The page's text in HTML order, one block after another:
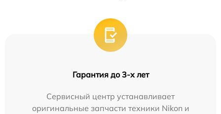
Гарантия до 3-х лет
Сервисный центр устанавливает
оригинальные запчасти техники Nikon и